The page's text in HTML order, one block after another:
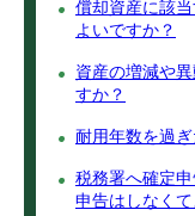
償却資産に該
よいですか？
資産の増減や
すか？
耐用年数を過
税務署へ確定
申告はしなく